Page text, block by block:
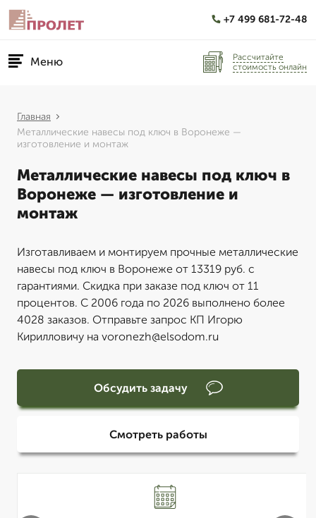
+7 499 681-72-48
Меню
Рассчитайте
стоимость онлайн
Главная
Металлические навесы под ключ в Воронеже —
изготовление и монтаж
Металлические навесы под ключ в
Воронеже — изготовление и
монтаж
Изготавливаем и монтируем прочные металлические
навесы под ключ в Воронеже от 13319 руб. с
гарантиями. Скидка при заказе под ключ от 11
процентов. С 2006 года по 2026 выполнено более
4028 заказов. Отправьте запрос КП Игорю
Кирилловичу на voronezh@elsodom.ru
Обсудить задачу
Смотреть работы